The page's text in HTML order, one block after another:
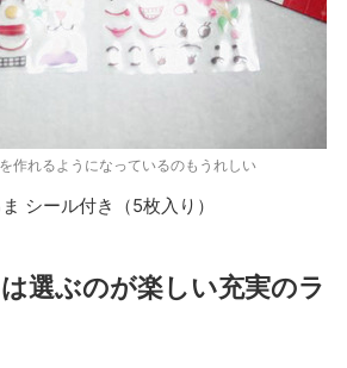
作れるようになっているのもうれしい
シール付き（5枚入り）
は選ぶのが楽しい充実のラ